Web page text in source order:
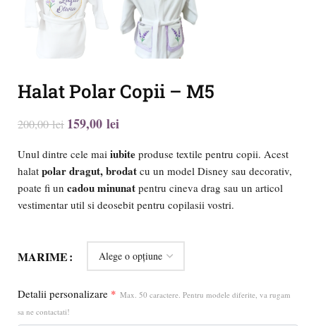
Halat Polar Copii – M5
200,00lei 159,00 lei
Unul dintre cele mai iubite produse textile pentru copii. Acest
halat polar dragut, brodat cu un model Disney sau decorativ,
poate fi un cadou minunat pentru cineva drag sau un articol
vestimentar util si deosebit pentru copilasii vostri.
MARIME
Detalii personalizare * Max. 50 caractere. Pentru modele diferite, va rugam
sa ne contactati!